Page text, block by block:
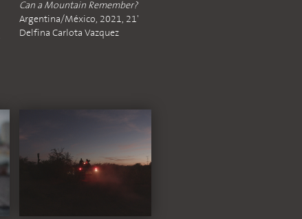
Can a Mountain Remember?
Argentina/México, 2021, 21'
Delfina Carlota Vazquez